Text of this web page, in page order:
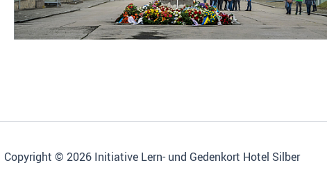
Copyright © 2026 Initiative Lern- und Gedenkort Hotel Silber